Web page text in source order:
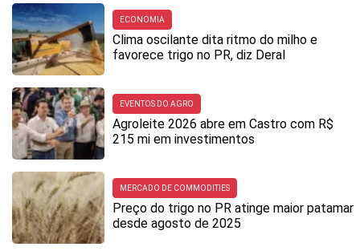
ECONOMIA
Clima oscilante dita ritmo do milho e
favorece trigo no PR, diz Deral
EVENTOS DO AGRO
Agroleite 2026 abre em Castro com R$
215 mi em investimentos
MERCADO DE COMMODITIES
Preço do trigo no PR atinge maior patamar
desde agosto de 2025